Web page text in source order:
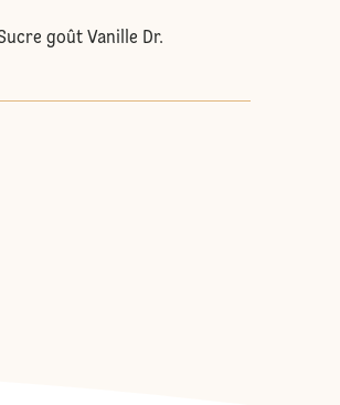
goût Vanille Dr.